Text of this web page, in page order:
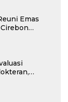
Emas